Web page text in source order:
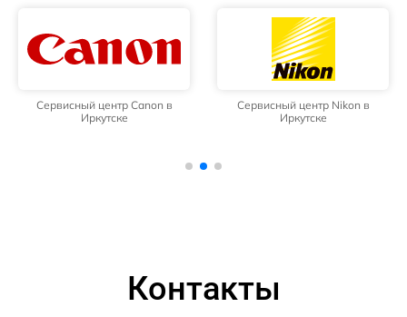
Сервисный центр Canon в
Иркутске
Сервисный центр Nikon в
Иркутске
Контакты